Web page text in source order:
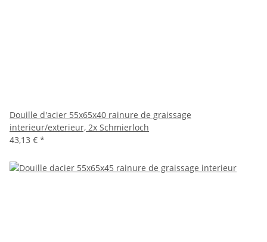
Douille d'acier 55x65x40 rainure de graissage
interieur/exterieur, 2x Schmierloch
43,13 € *